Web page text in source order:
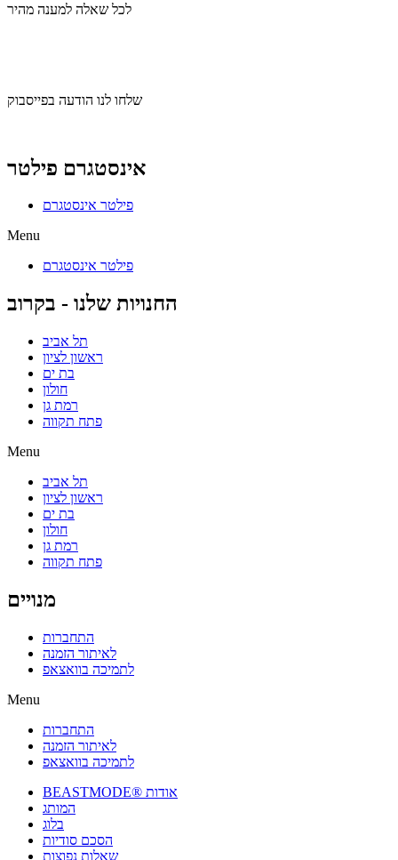
לכל שאלה למענה מהיר
שלחו לנו הודעה בפייסבוק
אינסטגרם פילטר
פילטר אינסטגרם
Menu
פילטר אינסטגרם
החנויות שלנו - בקרוב
תל אביב
ראשון לציון
בת ים
חולון
רמת גן
פתח תקווה
Menu
תל אביב
ראשון לציון
בת ים
חולון
רמת גן
פתח תקווה
מנויים
התחברות
לאיתור הזמנה
לתמיכה בוואצאפ
Menu
התחברות
לאיתור הזמנה
לתמיכה בוואצאפ
BEASTMODE® אודות
המותג
בלוג
הסכם סודיות
שאלות נפוצות